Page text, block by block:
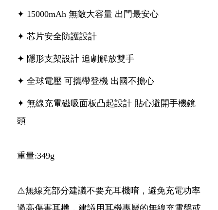
✦ 15000mAh 無敵大容量 出門最安心
✦ 芯片安全防護設計
✦ 隱形支架設計 追劇解放雙手
✦ 全球電壓 可攜帶登機 出國不擔心
✦ 無線充電磁吸面板凸起設計 貼心避開手機鏡
頭
重量:349g
⚠️無線充部分建議不要充耳機唷，避免充電功率